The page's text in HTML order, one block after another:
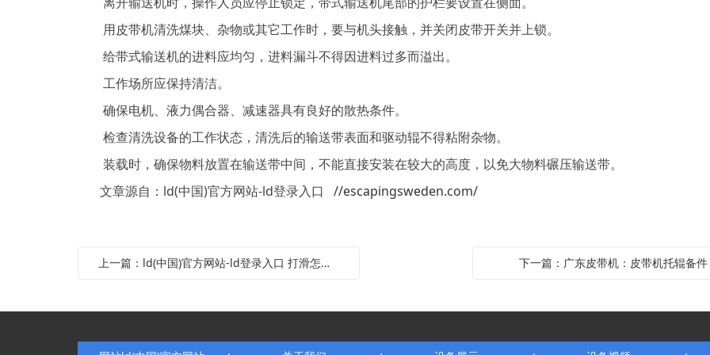
用皮带机清洗煤块、杂物或其它工作时，要与机头接触，并关闭皮带开关并上锁。
给带式输送机的进料应均匀，进料漏斗不得因进料过多而溢出。
工作场所应保持清洁。
确保电机、液力偶合器、减速器具有良好的散热条件。
检查清洗设备的工作状态，清洗后的输送带表面和驱动辊不得粘附杂物。
装载时，确保物料放置在输送带中间，不能直接安装在较大的高度，以免大物料碾压输送带。
文章源自：ld(中国)官方网站-ld登录入口 //escapingsweden.com/
上一篇：ld(中国)官方网站-ld登录入口 打滑怎么办呢 下一篇：广东皮带机：皮带机托辊备件